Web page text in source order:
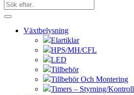
Växtbelysning
Elartiklar
HPS/MH/CFL
LED
Tillbehör
Tillbehör Och Montering
Timers – Styrning/Kontroll